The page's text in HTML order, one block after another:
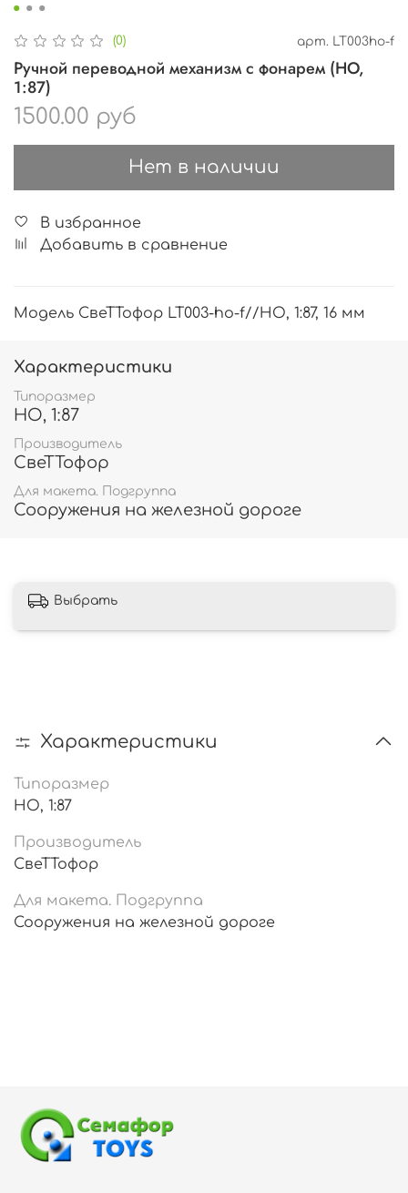
(0) арт. LT003ho-f
Ручной переводной механизм с фонарем (HO,
1:87)
1500.00 руб
Нет в наличии
В избранное
Добавить в сравнение
Модель СвеТТофор LT003-ho-f//HO, 1:87, 16 мм
Характеристики
Типоразмер
HO, 1:87
Производитель
СвеТТофор
Для макета. Подгруппа
Сооружения на железной дороге
Выбрать
Характеристики
Типоразмер
HO, 1:87
Производитель
СвеТТофор
Для макета. Подгруппа
Сооружения на железной дороге